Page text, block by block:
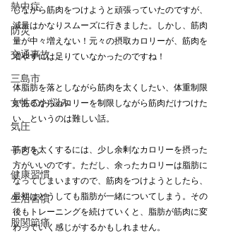
熱中症
防災
交通事故
三島市
女性のお悩み
気圧
子ども
健康習慣
生活習慣
股関節痛
しながら筋肉をつけようと頑張っていたのですが、
減量はかなりスムーズに行きました。しかし、筋肉
量が中々増えない！元々の摂取カロリーが、筋肉を
増やすには足りていなかったのですね！
体脂肪を落としながら筋肉を太くしたい、体重制限
があるからカロリーを制限しながら筋肉だけつけた
い、というのは難しい話。
筋肉を太くするには、少し余剰なカロリーを摂った
方がいいのです。ただし、余ったカロリーは脂肪に
なってしまいますので、筋肉をつけようとしたら、
最初はどうしても脂肪が一緒についてしまう。その
後もトレーニングを続けていくと、脂肪が筋肉に変
わっていく感じがするかもしれません。